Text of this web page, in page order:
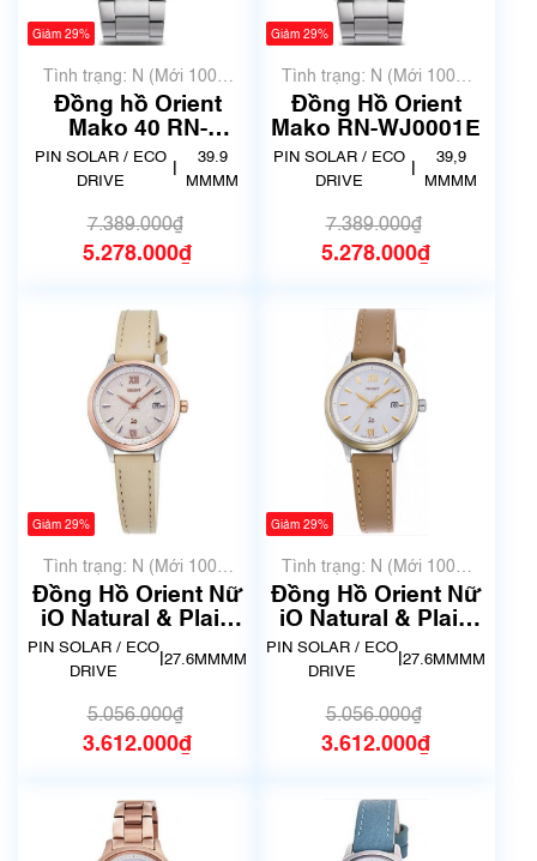
Giảm 29%
Tình trạng: N (Mới 100%
chưa qua sử dụng)
Đồng hồ Orient
Mako 40 RN-
WJ0002L
PIN SOLAR / ECO
DRIVE
39.9
MMMM
7.389.000₫
5.278.000₫
Giảm 29%
Tình trạng: N (Mới 100%
chưa qua sử dụng)
Đồng Hồ Orient
Mako RN-WJ0001E
PIN SOLAR / ECO
DRIVE
39,9
MMMM
7.389.000₫
5.278.000₫
Giảm 29%
Tình trạng: N (Mới 100%
chưa qua sử dụng)
Đồng Hồ Orient Nữ
iO Natural & Plain
RN-WG0421S
PIN SOLAR / ECO
DRIVE
27.6MMMM
5.056.000₫
3.612.000₫
Giảm 29%
Tình trạng: N (Mới 100%
chưa qua sử dụng)
Đồng Hồ Orient Nữ
iO Natural & Plain
RN-WG0420S
PIN SOLAR / ECO
DRIVE
27.6MMMM
5.056.000₫
3.612.000₫